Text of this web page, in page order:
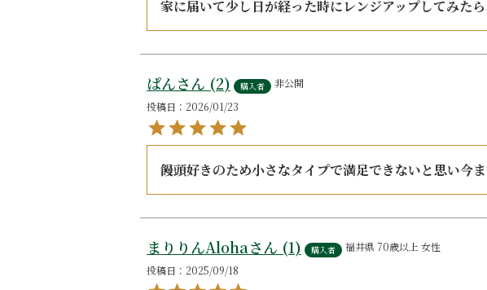
家に届いて少し日が経った時にレンジアップしてみた
ぱん 2 購入者
非公開
投稿日
2026/01/23
饅頭好きのため小さなタイプで満足できないと思い今
まりりんAloha 1 購入者 福井県 70歳以上 女性
投稿日
2025/09/18